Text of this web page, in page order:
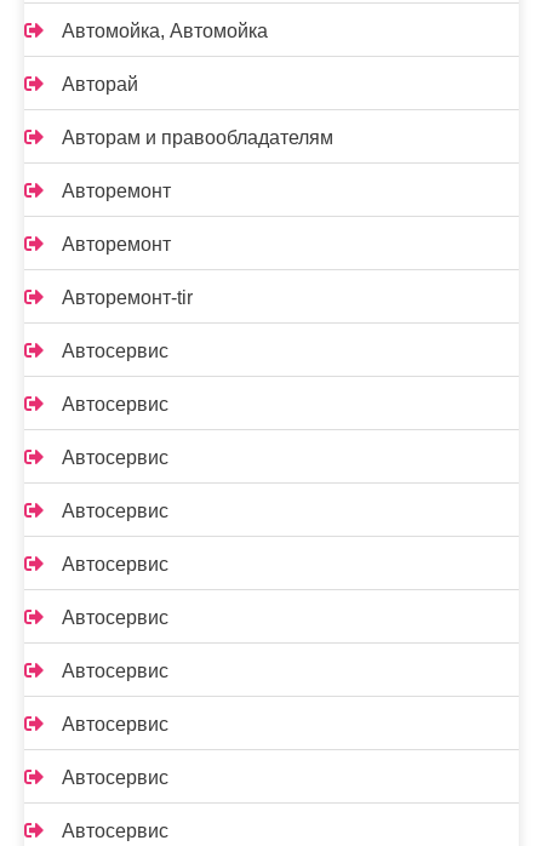
Автомойка, Автомойка
Авторай
Авторам и правообладателям
Авторемонт
Авторемонт
Авторемонт-tir
Автосервис
Автосервис
Автосервис
Автосервис
Автосервис
Автосервис
Автосервис
Автосервис
Автосервис
Автосервис